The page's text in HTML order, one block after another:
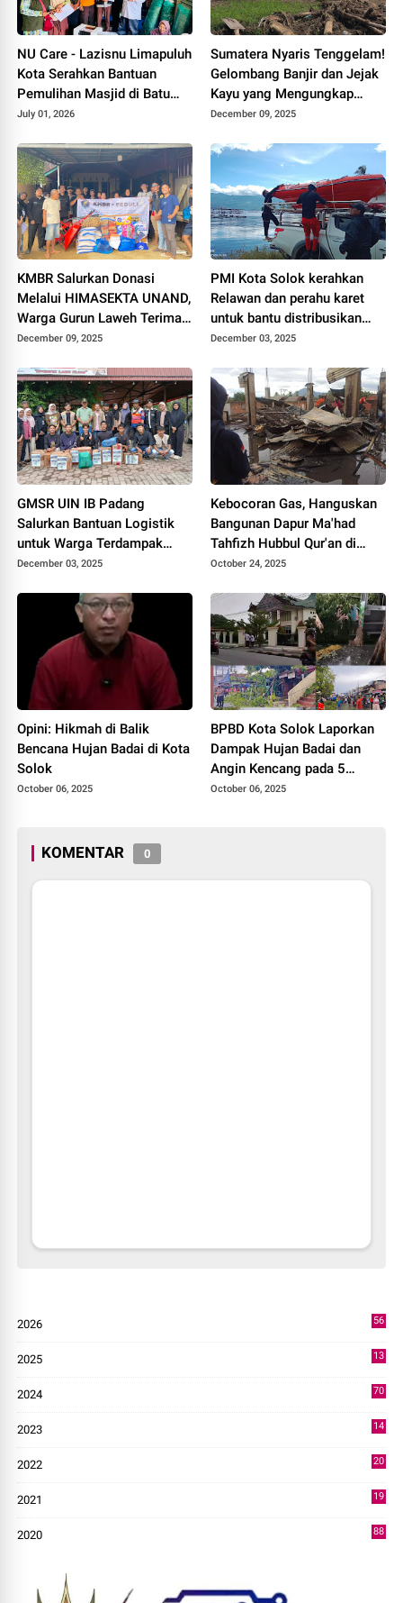
NU Care - Lazisnu Limapuluh
Kota Serahkan Bantuan
Pemulihan Masjid di Batu
Nago jorong Bigau, nagari
July 01, 2026
Sumatera Nyaris Tenggelam!
Gelombang Banjir dan Jejak
Kayu yang Mengungkap
Luka Hutan Sumatera
December 09, 2025
KMBR Salurkan Donasi
Melalui HIMASEKTA UNAND,
Warga Gurun Laweh Terima
Bantuan Pemulihan
December 09, 2025
PMI Kota Solok kerahkan
Relawan dan perahu karet
untuk bantu distribusikan
logistik di Malalo Kab. Tanah
December 03, 2025
GMSR UIN IB Padang
Salurkan Bantuan Logistik
untuk Warga Terdampak
Banjir di Solok
December 03, 2025
Kebocoran Gas, Hanguskan
Bangunan Dapur Ma'had
Tahfizh Hubbul Qur'an di
Payakumbuh
October 24, 2025
Opini: Hikmah di Balik
Bencana Hujan Badai di Kota
Solok
October 06, 2025
BPBD Kota Solok Laporkan
Dampak Hujan Badai dan
Angin Kencang pada 5
Oktober 2025
October 06, 2025
KOMENTAR 0
2026
56
2025
13
2024
70
2023
14
2022
20
2021
19
2020
88